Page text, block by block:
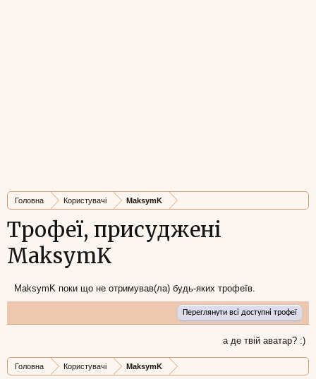
Головна Користувачі MaksymK
Трофеї, присуджені
MaksymK
MaksymK поки що не отримував(ла) будь-яких трофеїв.
Переглянути всі доступні трофеї
а де твій аватар? :)
Головна Користувачі MaksymK